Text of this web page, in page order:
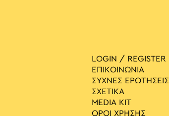
LOGIN / REGISTER
ΕΠΙΚΟΙΝΩΝΙΑ
ΣΥΧΝΕΣ ΕΡΩΤΗΣΕΙΣ
ΣΧΕΤΙΚΑ
MEDIA ΚIT
ΟΡΟΙ ΧΡΗΣΗΣ